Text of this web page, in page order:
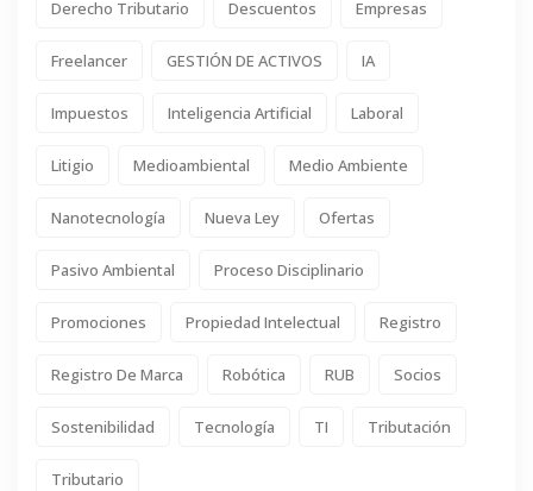
Derecho Tributario Descuentos Empresas
Freelancer GESTIÓN DE ACTIVOS IA
Impuestos Inteligencia Artificial Laboral
Litigio Medioambiental Medio Ambiente
Nanotecnología Nueva Ley Ofertas
Pasivo Ambiental Proceso Disciplinario
Promociones Propiedad Intelectual Registro
Registro De Marca Robótica RUB Socios
Sostenibilidad Tecnología TI Tributación
Tributario